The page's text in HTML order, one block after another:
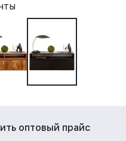
оптовый прайс